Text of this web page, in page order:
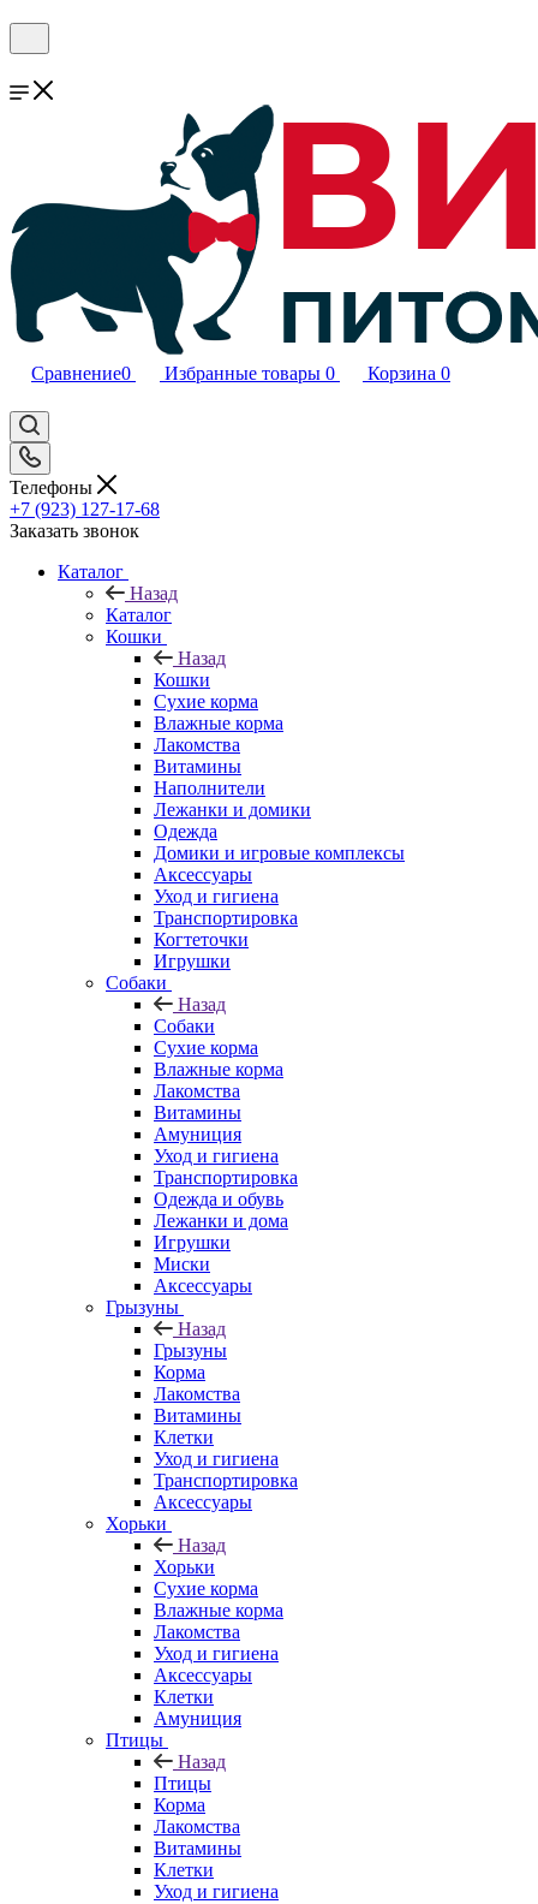
Сравнение0 Избранные товары 0 Корзина 0
Телефоны
+7 (923) 127-17-68
Заказать звонок
Каталог
Назад
Каталог
Кошки
Назад
Кошки
Сухие корма
Влажные корма
Лакомства
Витамины
Наполнители
Лежанки и домики
Одежда
Домики и игровые комплексы
Аксессуары
Уход и гигиена
Транспортировка
Когтеточки
Игрушки
Собаки
Назад
Собаки
Сухие корма
Влажные корма
Лакомства
Витамины
Амуниция
Уход и гигиена
Транспортировка
Одежда и обувь
Лежанки и дома
Игрушки
Миски
Аксессуары
Грызуны
Назад
Грызуны
Корма
Лакомства
Витамины
Клетки
Уход и гигиена
Транспортировка
Аксессуары
Хорьки
Назад
Хорьки
Сухие корма
Влажные корма
Лакомства
Уход и гигиена
Аксессуары
Клетки
Амуниция
Птицы
Назад
Птицы
Корма
Лакомства
Витамины
Клетки
Уход и гигиена